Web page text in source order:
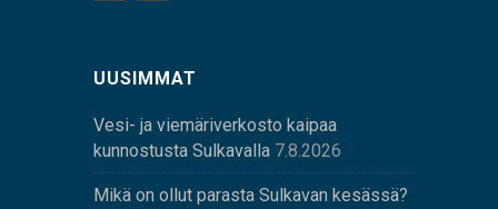
UUSIMMAT
Vesi- ja viemäriverkosto kaipaa
kunnostusta Sulkavalla 7.8.2026
Mikä on ollut parasta Sulkavan kesässä?